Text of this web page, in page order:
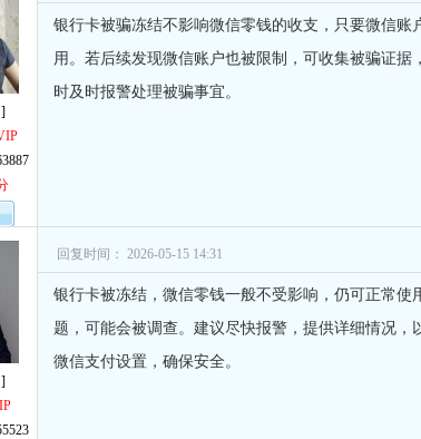
银行卡被骗冻结不影响微信零钱的收支，只要微信账
用。若后续发现微信账户也被限制，可收集被骗证据
时及时报警处理被骗事宜。
回复时间： 2026-05-15 14:31
银行卡被冻结，微信零钱一般不受影响，仍可正常使
题，可能会被调查。建议尽快报警，提供详细情况，
微信支付设置，确保安全。